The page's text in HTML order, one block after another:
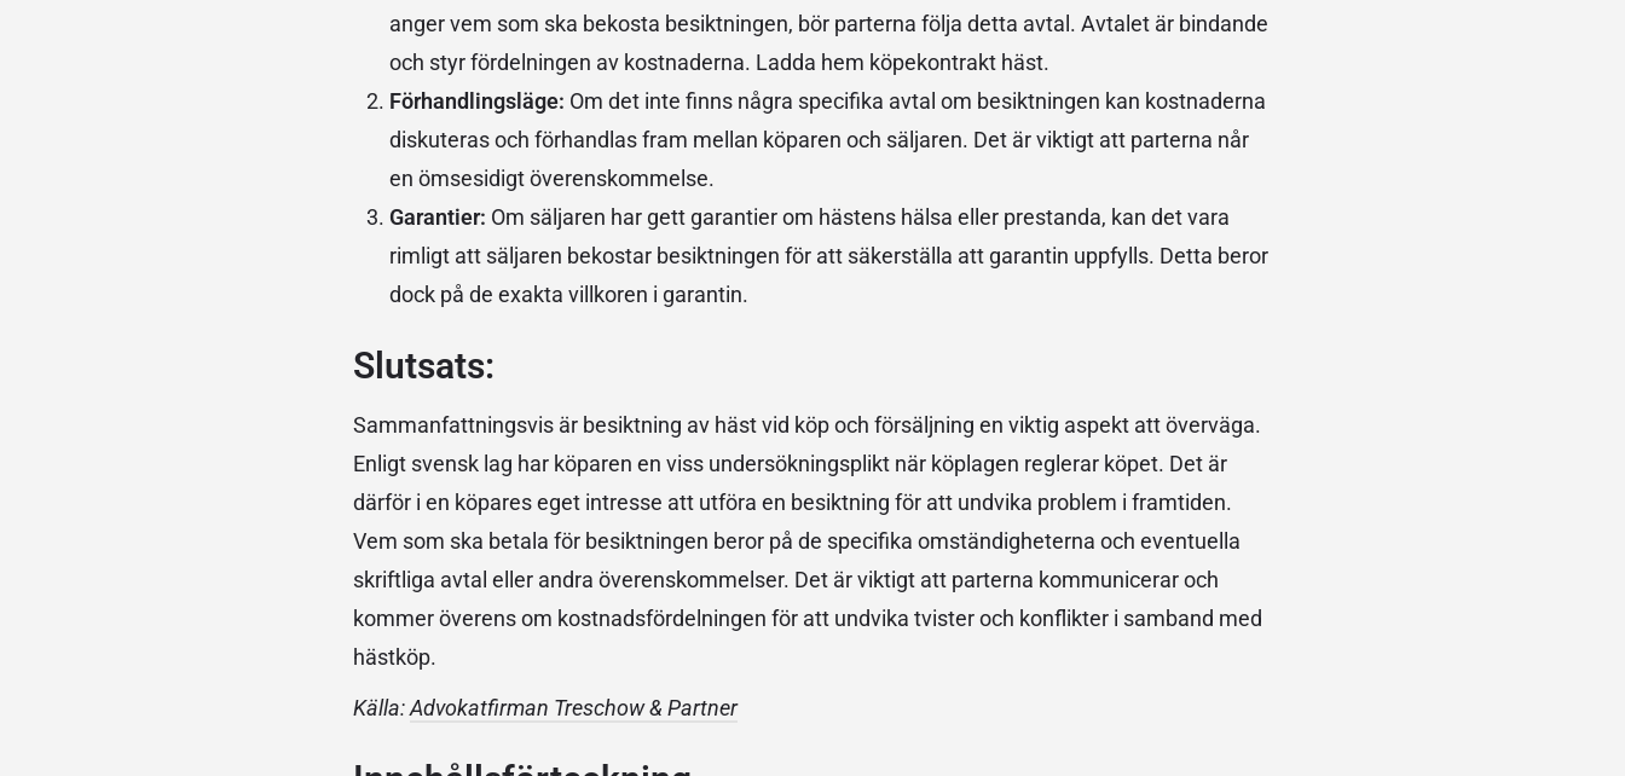
anger vem som ska bekosta besiktningen, bör parterna följa detta avtal. Avtalet är bindande
och styr fördelningen av kostnaderna. Ladda hem köpekontrakt häst.
Förhandlingsläge: Om det inte finns några specifika avtal om besiktningen kan kostnaderna
diskuteras och förhandlas fram mellan köparen och säljaren. Det är viktigt att parterna når
en ömsesidigt överenskommelse.
Garantier: Om säljaren har gett garantier om hästens hälsa eller prestanda, kan det vara
rimligt att säljaren bekostar besiktningen för att säkerställa att garantin uppfylls. Detta beror
dock på de exakta villkoren i garantin.
Slutsats:
Sammanfattningsvis är besiktning av häst vid köp och försäljning en viktig aspekt att överväga.
Enligt svensk lag har köparen en viss undersökningsplikt när köplagen reglerar köpet. Det är
därför i en köpares eget intresse att utföra en besiktning för att undvika problem i framtiden.
Vem som ska betala för besiktningen beror på de specifika omständigheterna och eventuella
skriftliga avtal eller andra överenskommelser. Det är viktigt att parterna kommunicerar och
kommer överens om kostnadsfördelningen för att undvika tvister och konflikter i samband med
hästköp.
Källa:Advokatfirman Treschow & Partner